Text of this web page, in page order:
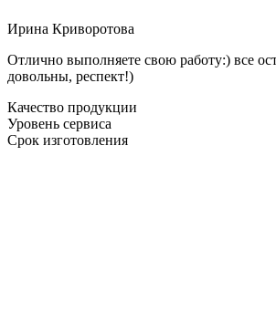
Ирина Криворотова
Отлично выполняете свою работу:) все
довольны, респект!)
Качество продукции
Уровень сервиса
Срок изготовления